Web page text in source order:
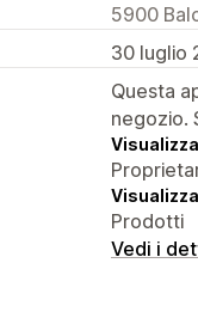
5900
30 luglio
Questa
negozio.
Prodotti
Vedi i